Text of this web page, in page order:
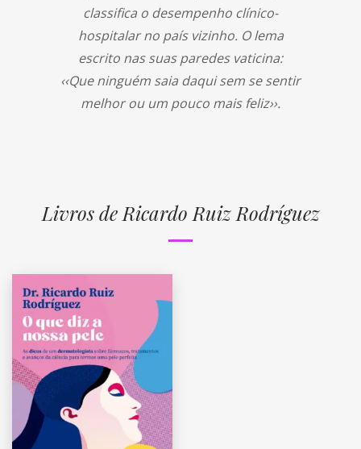
classifica o desempenho clínico-
hospitalar no país vizinho. O lema
escrito nas suas paredes vaticina:
‹‹Que ninguém saia daqui sem se sentir
melhor ou um pouco mais feliz››.
Livros de Ricardo Ruiz Rodríguez